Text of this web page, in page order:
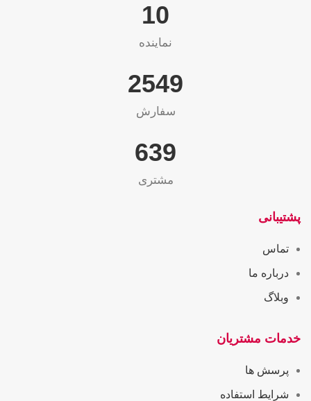
10
نماینده
2565
سفارش
655
مشتری
پشتیبانی
تماس
درباره ما
وبلاگ
خدمات مشتریان
پرسش ها
شرایط استفاده